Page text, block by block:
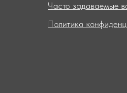
Часто задаваемые
Политика